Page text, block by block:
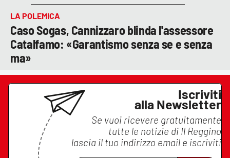
LA POLEMICA
Caso Sogas, Cannizzaro blinda l'assessore
Catalfamo: «Garantismo senza se e senza
ma»
Iscriviti
alla Newsletter
Se vuoi ricevere gratuitamente
tutte le notizie di Il Reggino
lascia il tuo indirizzo email e iscriviti